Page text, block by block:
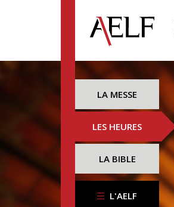
LA MESSE
LES HEURES
LA BIBLE
L'AELF